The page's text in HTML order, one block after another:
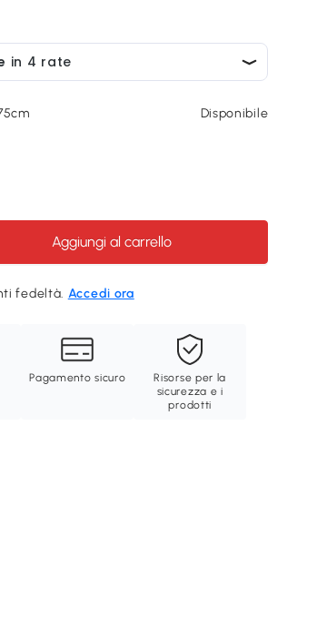
Disponibile
Aggiungi al carrello
fedeltà. Accedi ora
Pagamento sicuro
Risorse per la
sicurezza e i
prodotti